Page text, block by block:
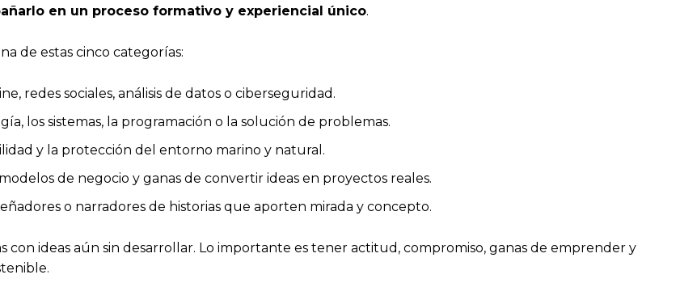
en un proceso formativo y experiencial único.
de estas cinco categorías:
redes sociales, análisis de datos o ciberseguridad.
los sistemas, la programación o la solución de problemas.
y la protección del entorno marino y natural.
de negocio y ganas de convertir ideas en proyectos reales.
o narradores de historias que aporten mirada y concepto.
con ideas aún sin desarrollar. Lo importante es tener actitud, compromiso, ganas de emprender y